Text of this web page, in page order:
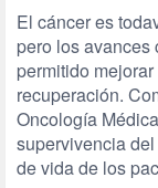
El cáncer es
pero los avances
permitido
recuperación.
Oncología
supervivencia
de vida de los